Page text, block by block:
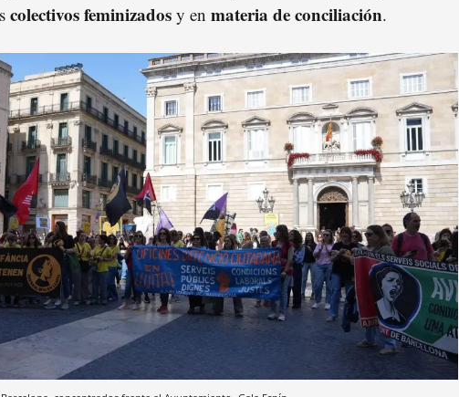
colectivos feminizados y en materia de conciliación.